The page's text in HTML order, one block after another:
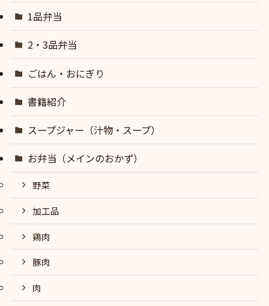
1品弁当
2・3品弁当
ごはん・おにぎり
書籍紹介
スープジャー（汁物・スープ）
お弁当（メインのおかず）
野菜
加工品
鶏肉
豚肉
肉